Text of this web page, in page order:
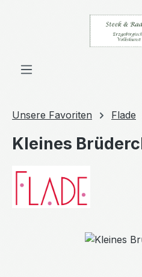
Zum Hauptinhalt springen
Unsere Favoriten Flade
Kleines
Bildergalerie überspringen